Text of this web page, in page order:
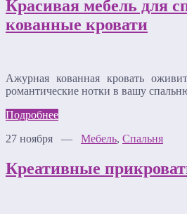
Красивая мебель для
кованные кровати
Ажурная кованная кровать
романтические нотки в вашу
Подробнее
27 ноября — Мебель, Спальня
Креативные